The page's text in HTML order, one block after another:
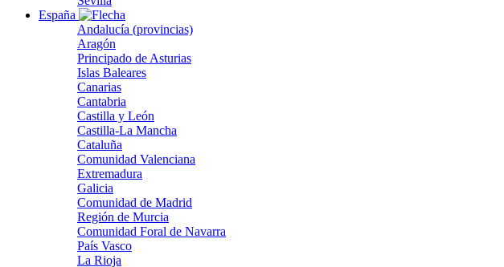
España
Andalucía (provincias)
Aragón
Principado de Asturias
Islas Baleares
Canarias
Cantabria
Castilla y León
Castilla-La Mancha
Cataluña
Comunidad Valenciana
Extremadura
Galicia
Comunidad de Madrid
Región de Murcia
Comunidad Foral de Navarra
País Vasco
La Rioja